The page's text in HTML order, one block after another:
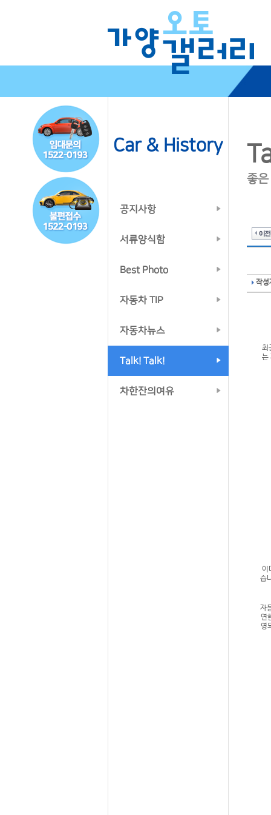
Car & History
공지사항
서류양식함
Best Photo
자동차 TIP
자동차뉴스
Talk! Talk!
차한잔의여유
좋
작성
최
는
이
습
자
연
영